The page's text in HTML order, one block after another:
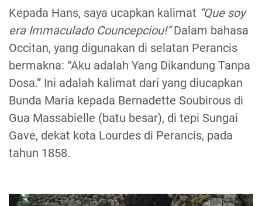
Kepada Hans, saya ucapkan kalimat “Que soy
era Immaculado Councepciou!”Dalam bahasa
Occitan, yang digunakan di selatan Perancis
bermakna: “Aku adalah Yang Dikandung Tanpa
Dosa.” Ini adalah kalimat dari yang diucapkan
Bunda Maria kepada Bernadette Soubirous di
Gua Massabielle (batu besar), di tepi Sungai
Gave, dekat kota Lourdes di Perancis, pada
tahun 1858.